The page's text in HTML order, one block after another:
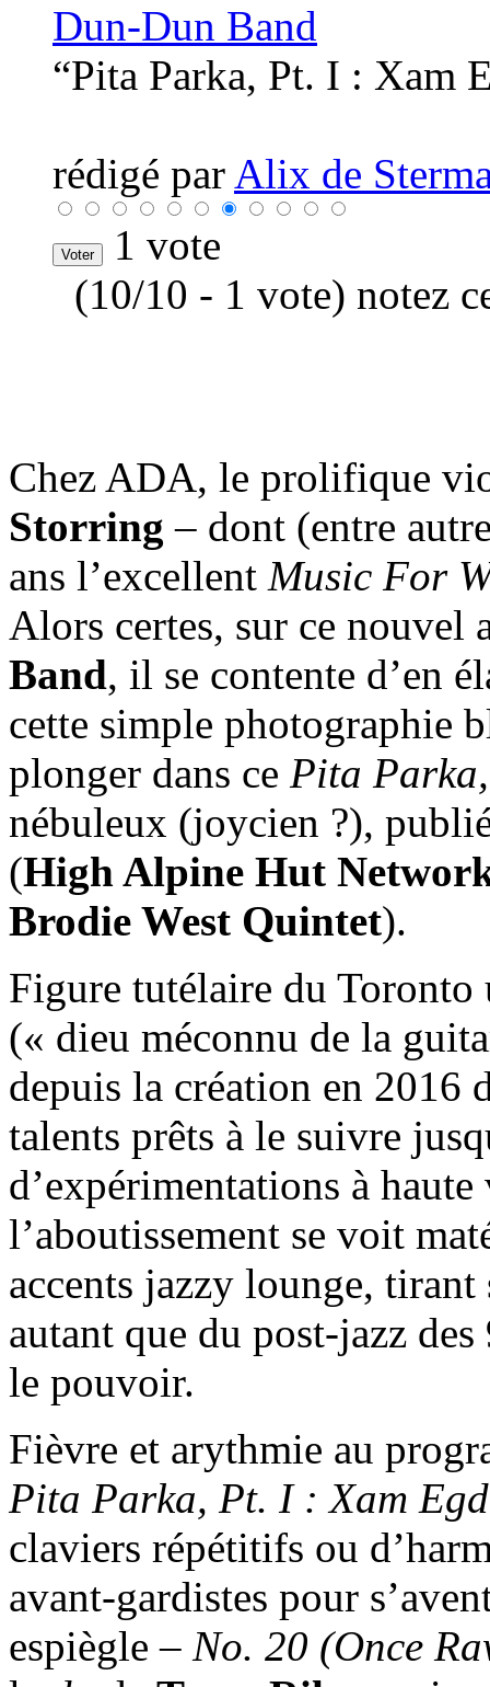
Dun-Dun Band
“Pita Parka, Pt. I : Xam
rédigé par Alix de
1 vote
(10/10 - 1 vote) notez
Chez ADA, le prolifique
Storring – dont (entre
ans l’excellent Music For
Alors certes, sur ce nouvel
Band, il se contente d’en
cette simple photographie
plonger dans ce Pita
nébuleux (joycien ?),
(High Alpine Hut
Brodie West Quintet).
Figure tutélaire du Toronto
(« dieu méconnu de la
depuis la création en 2016
talents prêts à le suivre
d’expérimentations à
l’aboutissement se voit
accents jazzy lounge,
autant que du post-jazz
le pouvoir.
Fièvre et arythmie au
Pita Parka, Pt. I : Xam
claviers répétitifs ou
avant-gardistes pour
espiègle – No. 20 (Once